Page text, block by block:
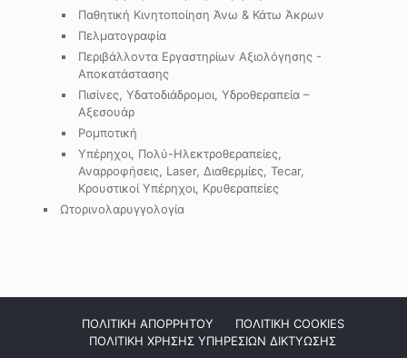
Παθητική Κινητοποίηση Άνω & Κάτω Άκρων
Πελματογραφία
Περιβάλλοντα Εργαστηρίων Αξιολόγησης -
Αποκατάστασης
Πισίνες, Υδατοδιάδρομοι, Υδροθεραπεία –
Αξεσουάρ
Ρομποτική
Υπέρηχοι, Πολύ-Ηλεκτροθεραπείες,
Αναρροφήσεις, Laser, Διαθερμίες, Tecar,
Κρουστικοί Υπέρηχοι, Κρυθεραπείες
Ωτορινολαρυγγολογία
ΠΟΛΙΤΙΚΗ ΑΠΟΡΡΗΤΟΥ
ΠΟΛΙΤΙΚΗ COOKIES
ΠΟΛΙΤΙΚΗ ΧΡΗΣΗΣ ΥΠΗΡΕΣΙΩΝ ΔΙΚΤΥΩΣΗΣ